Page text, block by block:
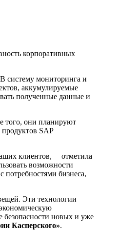
корпоративных
систему мониторинга и
аккумулируемые
полученные данные и
того, они планируют
SAP
клиентов,— отметила
возможности
бизнеса,
Эти технологии
безопасности новых и уже
Касперского».